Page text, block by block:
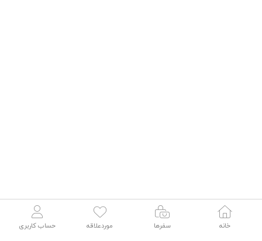
خانه سفرها موردعلاقه حساب کاربری